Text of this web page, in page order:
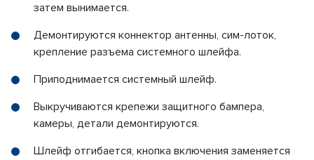
затем вынимается.
Демонтируются коннектор антенны, сим-лоток,
крепление разъема системного шлейфа.
Приподнимается системный шлейф.
Выкручиваются крепежи защитного бампера,
камеры, детали демонтируются.
Шлейф отгибается, кнопка включения заменяется